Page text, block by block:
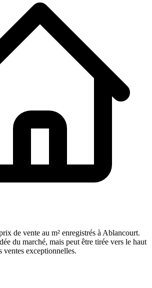
de vente au m² enregistrés à Ablancourt.
du marché, mais peut être tirée vers le haut
ventes exceptionnelles.